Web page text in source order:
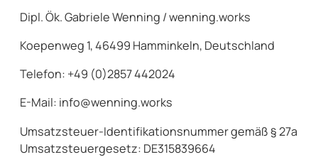
Dipl. Ök. Gabriele Wenning / wenning.works
Koepenweg 1, 46499 Hamminkeln, Deutschland
Telefon: +49 (0)2857 442024
E-Mail: info@wenning.works
Umsatzsteuer-Identifikationsnummer gemäß § 27a
Umsatzsteuergesetz: DE315839664